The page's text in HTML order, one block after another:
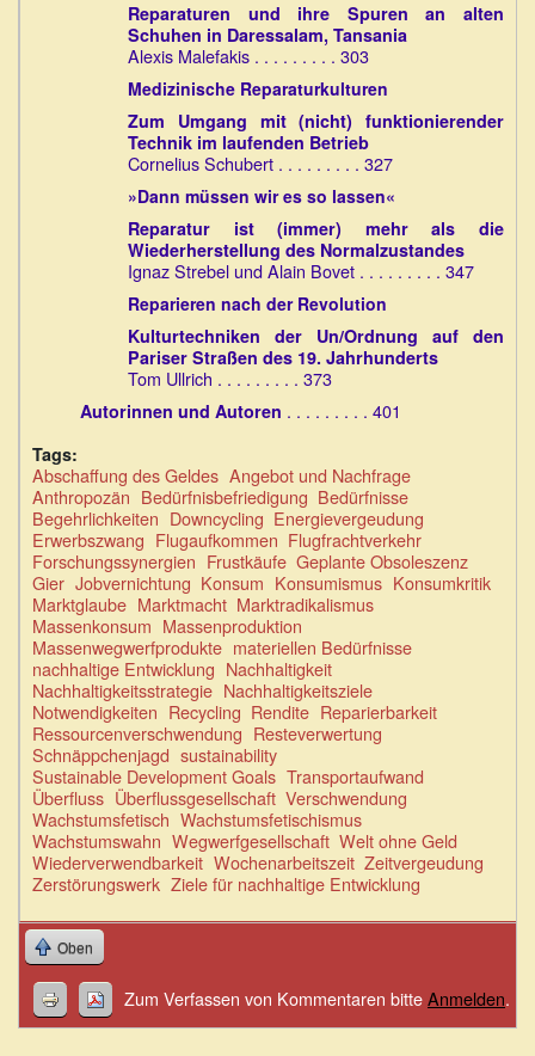
Reparaturen und ihre Spuren an alten
Schuhen in Daressalam, Tansania
Alexis Malefakis . . . . . . . . . 303
Medizinische Reparaturkulturen
Zum Umgang mit (nicht) funktionierender
Technik im laufenden Betrieb
Cornelius Schubert . . . . . . . . . 327
»Dann müssen wir es so lassen«
Reparatur ist (immer) mehr als die
Wiederherstellung des Normalzustandes
Ignaz Strebel und Alain Bovet . . . . . . . . . 347
Reparieren nach der Revolution
Kulturtechniken der Un/Ordnung auf den
Pariser Straßen des 19. Jahrhunderts
Tom Ullrich . . . . . . . . . 373
Autorinnen und Autoren . . . . . . . . . 401
Tags:
Abschaffung des Geldes Angebot und Nachfrage
Anthropozän Bedürfnisbefriedigung Bedürfnisse
Begehrlichkeiten Downcycling Energievergeudung
Erwerbszwang Flugaufkommen Flugfrachtverkehr
Forschungssynergien Frustkäufe Geplante Obsoleszenz
Gier Jobvernichtung Konsum Konsumismus Konsumkritik
Marktglaube Marktmacht Marktradikalismus
Massenkonsum Massenproduktion
Massenwegwerfprodukte materiellen Bedürfnisse
nachhaltige Entwicklung Nachhaltigkeit
Nachhaltigkeitsstrategie Nachhaltigkeitsziele
Notwendigkeiten Recycling Rendite Reparierbarkeit
Ressourcenverschwendung Resteverwertung
Schnäppchenjagd sustainability
Sustainable Development Goals Transportaufwand
Überfluss Überflussgesellschaft Verschwendung
Wachstumsfetisch Wachstumsfetischismus
Wachstumswahn Wegwerfgesellschaft Welt ohne Geld
Wiederverwendbarkeit Wochenarbeitszeit Zeitvergeudung
Zerstörungswerk Ziele für nachhaltige Entwicklung
Oben
Zum Verfassen von Kommentaren bitteAnmelden.